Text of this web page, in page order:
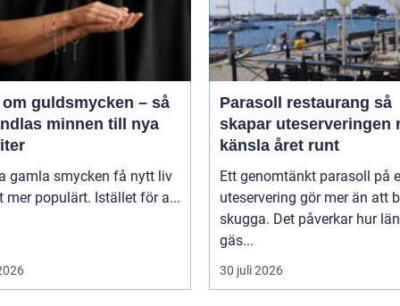
guldsmycken – så
minnen till nya
gamla smycken få nytt liv
mer populärt. Istället för a...
Parasoll restaurang så
skapar uteserveringen
känsla året runt
Ett genomtänkt parasoll på
uteservering gör mer än att
skugga. Det påverkar hur
gäs...
30 juli 2026